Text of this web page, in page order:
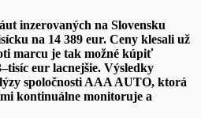
inzerovaných na Slovensku
na 14 389 eur. Ceny klesali už
marcu je tak možné kúpiť
eur lacnejšie. Výsledky
spoločnosti AAA AUTO, ktorá
kontinuálne monitoruje a